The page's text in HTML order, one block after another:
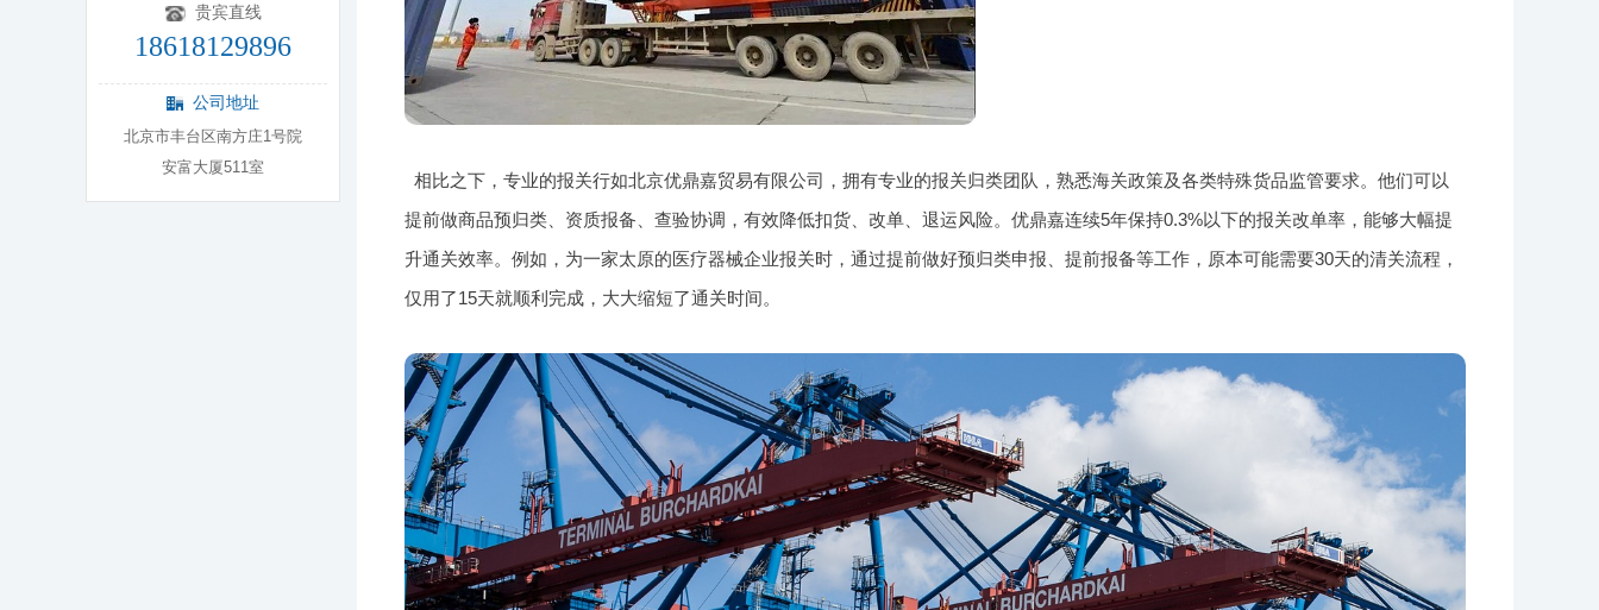
贵宾直线
18618129896
公司地址
北京市丰台区南方庄1号院
安富大厦511室
相比之下，专业的报关行如北京优鼎嘉贸易有限公司，拥有专业的报关归类团队，熟悉海关政策及各类特殊货品监管要求。他们可以
提前做商品预归类、资质报备、查验协调，有效降低扣货、改单、退运风险。优鼎嘉连续5年保持0.3%以下的报关改单率，能够大幅提
升通关效率。例如，为一家太原的医疗器械企业报关时，通过提前做好预归类申报、提前报备等工作，原本可能需要30天的清关流程，
仅用了15天就顺利完成，大大缩短了通关时间。